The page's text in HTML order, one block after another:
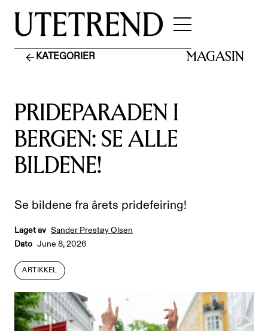
KATEGORIER MAGASIN
PRIDEPARADEN I
BERGEN: SE ALLE
BILDENE!
Se bildene fra årets pridefeiring!
Laget av Sander Prestøy Olsen
Dato June 8, 2026
ARTIKKEL
ARTIKKEL